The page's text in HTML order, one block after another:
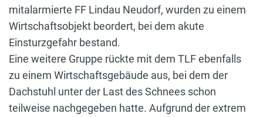
mitalarmierte FF Lindau Neudorf, wurden zu einem
Wirtschaftsobjekt beordert, bei dem akute
Einsturzgefahr bestand.
Eine weitere Gruppe rückte mit dem TLF ebenfalls
zu einem Wirtschaftsgebäude aus, bei dem der
Dachstuhl unter der Last des Schnees schon
teilweise nachgegeben hatte. Aufgrund der extrem